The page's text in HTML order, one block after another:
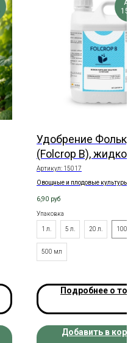
Удобрение
(Folcrop B), жидкое
Артикул: 15017
Овощные и плодовые культуры.
6,90 руб
Упаковка
1 л. 5 л. 20 л. 100 мл
500 мл
Подробнее о
Добавить в